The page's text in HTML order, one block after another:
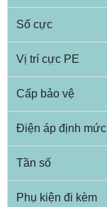
Số cực
Vị trí cực PE
Cấp bảo vệ
Điện áp định mức
Tần số
Phụ kiện đi kèm